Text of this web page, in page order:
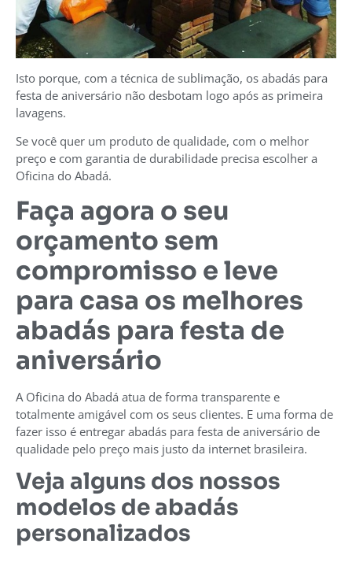
Isto porque, com a técnica de sublimação, os abadás para
festa de aniversário não desbotam logo após as primeira
lavagens.
Se você quer um produto de qualidade, com o melhor
preço e com garantia de durabilidade precisa escolher a
Oficina do Abadá.
Faça agora o seu
orçamento sem
compromisso e leve
para casa os melhores
abadás para festa de
aniversário
A Oficina do Abadá atua de forma transparente e
totalmente amigável com os seus clientes. E uma forma de
fazer isso é entregar abadás para festa de aniversário de
qualidade pelo preço mais justo da internet brasileira.
Veja alguns dos nossos
modelos de abadás
personalizados